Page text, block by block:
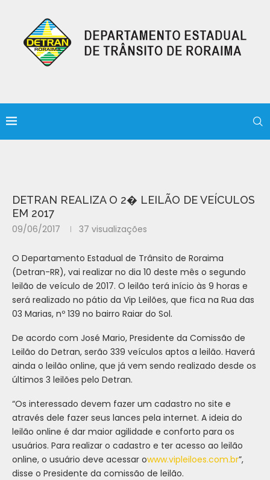
DETRAN REALIZA O 2� LEILÃO DE VEÍCULOS
EM 2017
09/06/2017 37 visualizações
O Departamento Estadual de Trânsito de Roraima
(Detran-RR), vai realizar no dia 10 deste mês o segundo
leilão de veículo de 2017. O leilão terá início às 9 horas e
será realizado no pátio da Vip Leilões, que fica na Rua das
03 Marias, nº 139 no bairro Raiar do Sol.
De acordo com José Mario, Presidente da Comissão de
Leilão do Detran, serão 339 veículos aptos a leilão. Haverá
ainda o leilão online, que já vem sendo realizado desde os
últimos 3 leilões pelo Detran.
“Os interessado devem fazer um cadastro no site e
através dele fazer seus lances pela internet. A ideia do
leilão online é dar maior agilidade e conforto para os
usuários. Para realizar o cadastro e ter acesso ao leilão
online, o usuário deve acessar owww.vipleiloes.com.br”,
disse o Presidente da comissão de leilão.